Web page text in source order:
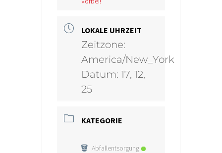
LOKALE UHRZEIT
Zeitzone:
America/New_York
Datum: 17, 12,
25
KATEGORIE
Abfallentsorgung